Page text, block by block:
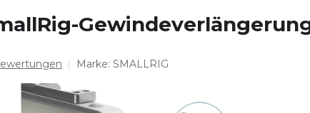
Marke: SMALLRIG